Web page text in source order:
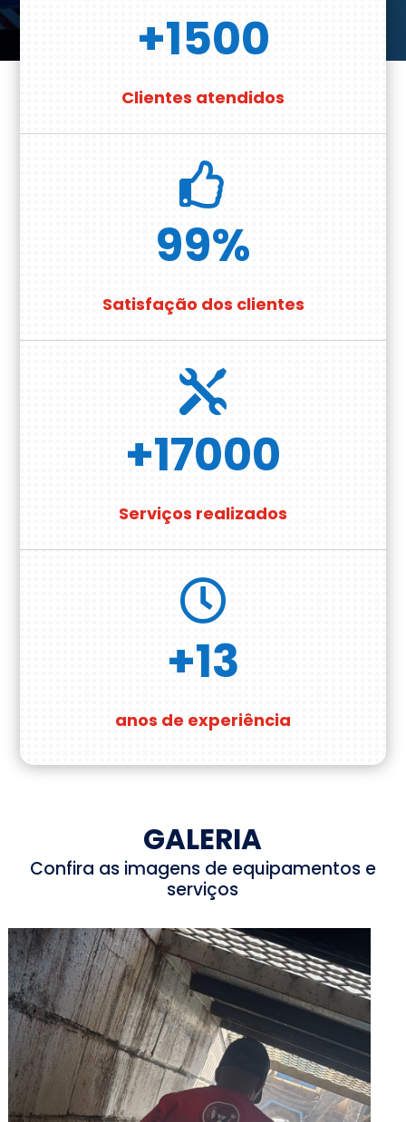
+1500
Clientes atendidos

99%
Satisfação dos clientes

+17000
Serviços realizados

+13
anos de experiência
GALERIA
Confira as imagens de equipamentos e
serviços